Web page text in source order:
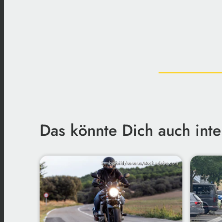
Das könnte Dich auch
Symbolbild/nenetus/stock.adobe.com